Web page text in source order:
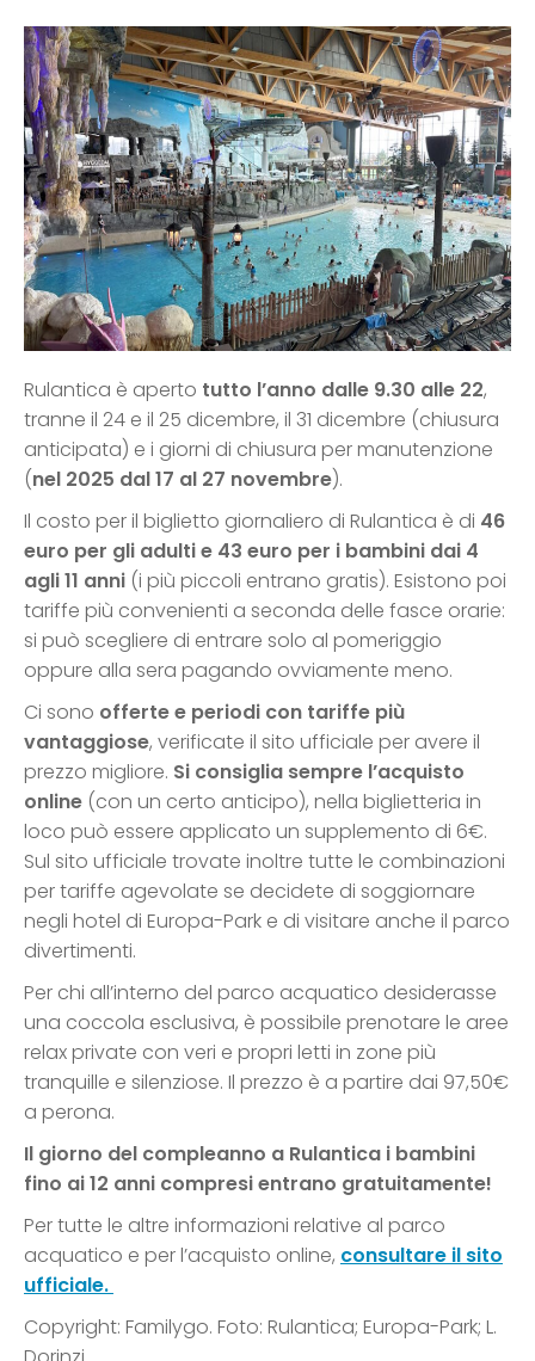
Rulantica è aperto tutto l’anno dalle 9.30 alle 22,
tranne il 24 e il 25 dicembre, il 31 dicembre (chiusura
anticipata) e i giorni di chiusura per manutenzione
(nel 2025 dal 17 al 27 novembre).
Il costo per il biglietto giornaliero di Rulantica è di 46
euro per gli adulti e 43 euro per i bambini dai 4
agli 11 anni (i più piccoli entrano gratis). Esistono poi
tariffe più convenienti a seconda delle fasce orarie:
si può scegliere di entrare solo al pomeriggio
oppure alla sera pagando ovviamente meno.
Ci sono offerte e periodi con tariffe più
vantaggiose, verificate il sito ufficiale per avere il
prezzo migliore. Si consiglia sempre l’acquisto
online (con un certo anticipo), nella biglietteria in
loco può essere applicato un supplemento di 6€.
Sul sito ufficiale trovate inoltre tutte le combinazioni
per tariffe agevolate se decidete di soggiornare
negli hotel di Europa-Park e di visitare anche il parco
divertimenti.
Per chi all’interno del parco acquatico desiderasse
una coccola esclusiva, è possibile prenotare le aree
relax private con veri e propri letti in zone più
tranquille e silenziose. Il prezzo è a partire dai 97,50€
a perona.
Il giorno del compleanno a Rulantica i bambini
fino ai 12 anni compresi entrano gratuitamente!
Per tutte le altre informazioni relative al parco
acquatico e per l’acquisto online, consultare il sito
ufficiale.
Copyright: Familygo. Foto: Rulantica; Europa-Park; L.